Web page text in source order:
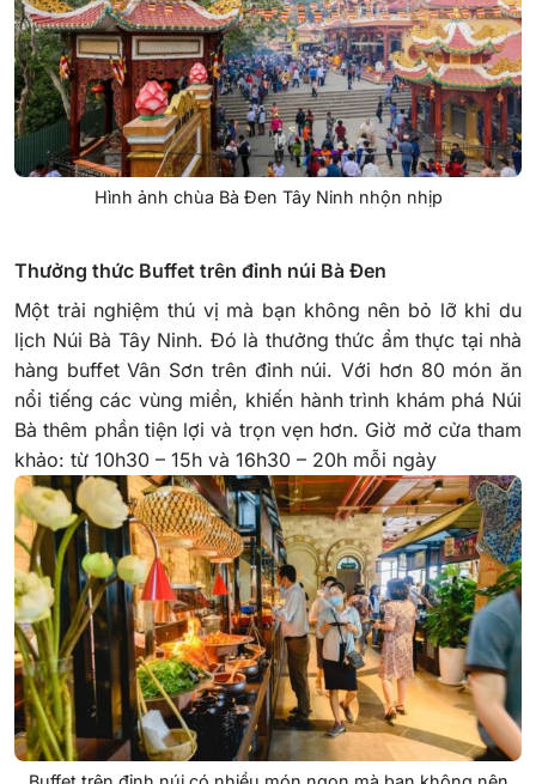
Hình ảnh chùa Bà Đen Tây Ninh nhộn nhịp
Thưởng thức Buffet trên đỉnh núi Bà Đen
Một trải nghiệm thú vị mà bạn không nên bỏ lỡ khi du
lịch Núi Bà Tây Ninh. Đó là thưởng thức ẩm thực tại nhà
hàng buffet Vân Sơn trên đỉnh núi. Với hơn 80 món ăn
nổi tiếng các vùng miền, khiến hành trình khám phá Núi
Bà thêm phần tiện lợi và trọn vẹn hơn. Giờ mở cửa tham
khảo: từ 10h30 – 15h và 16h30 – 20h mỗi ngày